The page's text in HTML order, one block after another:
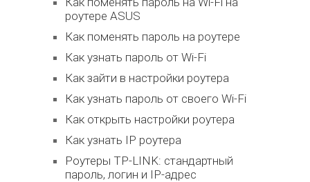
роутере ASUS
Как поменять пароль на роутере
Как узнать пароль от Wi-Fi
Как зайти в настройки роутера
Как узнать пароль от своего Wi-Fi
Как открыть настройки роутера
Как узнать IP роутера
Роутеры TP-LINK: стандартный
пароль, логин и IP-адрес